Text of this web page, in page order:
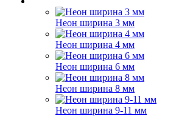
Неон ширина 3 мм
Неон ширина 4 мм
Неон ширина 6 мм
Неон ширина 8 мм
Неон ширина 9-11 мм